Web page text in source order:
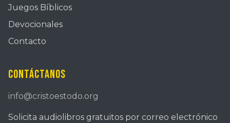
Juegos Bíblicos
Devocionales
Contacto
Contáctanos
info@cristoestodo.org
Solicita audiolibros gratuitos por correo electrónico